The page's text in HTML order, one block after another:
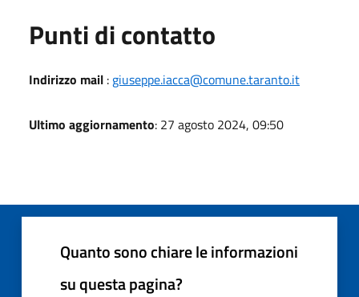
Punti di contatto
Indirizzo mail : giuseppe.iacca@comune.taranto.it
Ultimo aggiornamento: 27 agosto 2024, 09:50
Quanto sono chiare le informazioni
su questa pagina?